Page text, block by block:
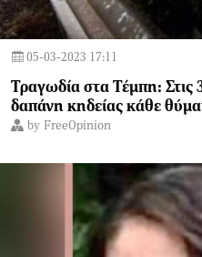
05-03-2023 17:11
Τραγωδία στα Τέμπη: Στις
δαπάνη κηδείας κάθε
by FreeOpinion